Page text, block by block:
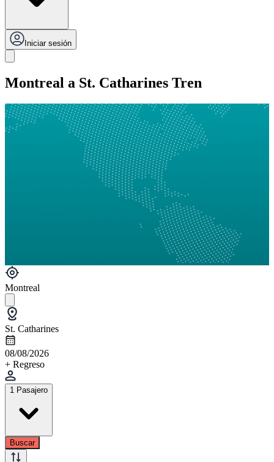
Iniciar sesión
Montreal a St. Catharines Tren
Montreal
St. Catharines
08/08/2026
+ Regreso
1 Pasajero
Buscar